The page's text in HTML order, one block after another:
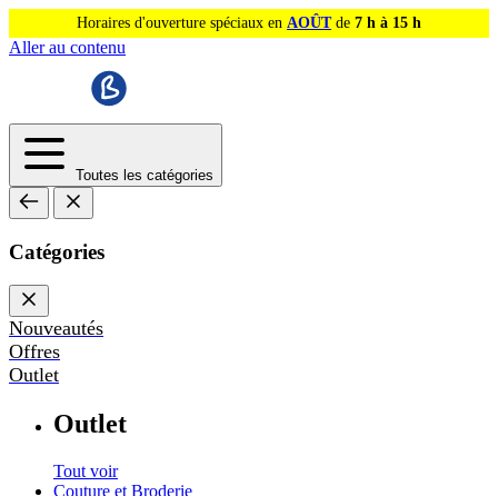
Horaires d'ouverture spéciaux en AOÛTde 7 h à 15 h
Aller au contenu
Toutes les catégories
Catégories
Nouveautés
Offres
Outlet
Outlet
Tout voir
Couture et Broderie